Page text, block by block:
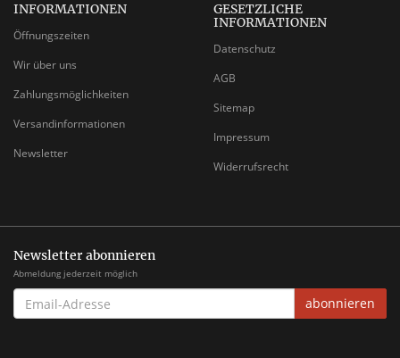
INFORMATIONEN
Öffnungszeiten
Wir über uns
Zahlungsmöglichkeiten
Versandinformationen
Newsletter
GESETZLICHE
INFORMATIONEN
Datenschutz
AGB
Sitemap
Impressum
Widerrufsrecht
Newsletter abonnieren
Abmeldung jederzeit möglich
EMAIL-
ADRESSE
abonnieren